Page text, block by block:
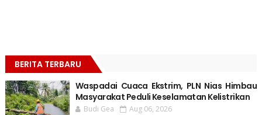
BERITA TERBARU
Waspadai Cuaca Ekstrim, PLN Nias Himbau
Masyarakat Peduli Keselamatan Kelistrikan
Budi Gea Aug 06, 2026